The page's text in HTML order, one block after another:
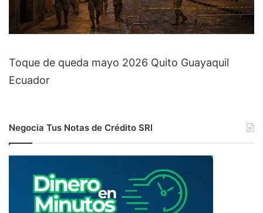
Toque de queda mayo 2026 Quito Guayaquil
Ecuador
Negocia Tus Notas de Crédito SRI